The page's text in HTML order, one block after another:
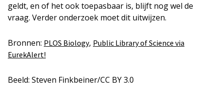
geldt, en of het ook toepasbaar is, blijft nog wel de
vraag. Verder onderzoek moet dit uitwijzen.
Bronnen: PLOS Biology, Public Library of Science via
EurekAlert!
Beeld: Steven Finkbeiner/CC BY 3.0